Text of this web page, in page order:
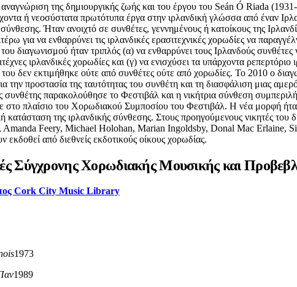
της δημιουργικής ζωής και του έργου του Seán Ó Riada
ή νεοσύστατα πρωτότυπα έργα στην ιρλανδική γλώσσα από έναν
Ήταν ανοιχτό σε συνθέτες, γεννημένους ή κατοίκους της
για να ενθαρρύνει τις ιρλανδικές ερασιτεχνικές χορωδίες να
διαγωνισμού ήταν τριπλός (α) να ενθαρρύνει τους Ιρλανδούς
ιρλανδικές χορωδίες και (γ) να ενισχύσει τα υπάρχοντα
δεν εκτιμήθηκε ούτε από συνθέτες ούτε από χορωδίες. Το 2010 ο
την προστασία της ταυτότητας του συνθέτη και τη διασφάλιση μιας
συνθέτης παρακολούθησε το Φεστιβάλ και η νικήτρια σύνθεση
πλαίσιο του Χορωδιακού Συμποσίου του Φεστιβάλ. Η νέα μορφή
κατάσταση της ιρλανδικής σύνθεσης. Στους προηγούμενους νικητές
Feery, Michael Holohan, Marian Ingoldsby, Donal Mac Erlaine,
από διεθνείς εκδοτικούς οίκους χορωδίας.
Σύγχρονης Χορωδιακής Μουσικής και
Cork City Music Library
1973
1989